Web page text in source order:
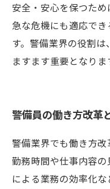
安全・安心を保つため
急な危機にも適応で
す。警備業界の役割
ますます重要となりま
警備員の働き方改革
警備業界でも働き方
勤務時間や仕事内容
による業務の効率化